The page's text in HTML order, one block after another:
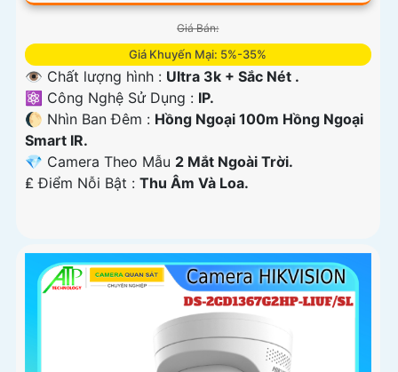
Giá Bán:
Giá Khuyến Mại: 5%-35%
👁 Chất lượng hình : Ultra 3k + Sắc Nét .
⚛️ Công Nghệ Sử Dụng : IP.
🌔 Nhìn Ban Đêm : Hồng Ngoại 100m Hồng Ngoại
Smart IR.
💎 Camera Theo Mẫu 2 Mắt Ngoài Trời.
️₤ Điểm Nỗi Bật : Thu Âm Và Loa.